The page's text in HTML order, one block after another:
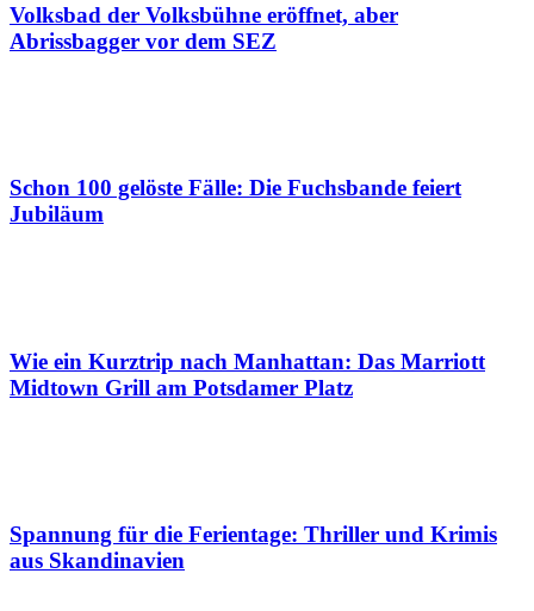
Volksbad der Volksbühne eröffnet, aber
Abrissbagger vor dem SEZ
Schon 100 gelöste Fälle: Die Fuchsbande feiert
Jubiläum
Wie ein Kurztrip nach Manhattan: Das Marriott
Midtown Grill am Potsdamer Platz
Spannung für die Ferientage: Thriller und Krimis
aus Skandinavien